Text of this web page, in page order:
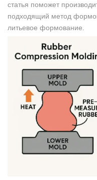
статья поможет
подходящий метод
литьевое формование.